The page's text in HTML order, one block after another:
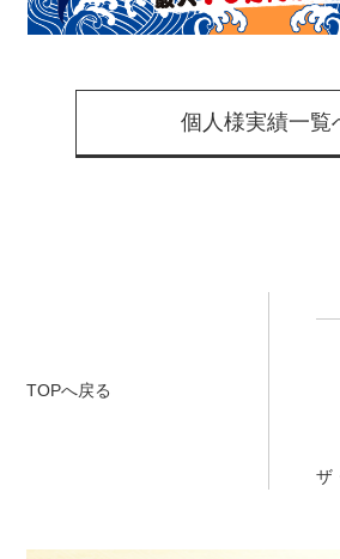
個人様実績一覧
TOPへ戻る
ザ